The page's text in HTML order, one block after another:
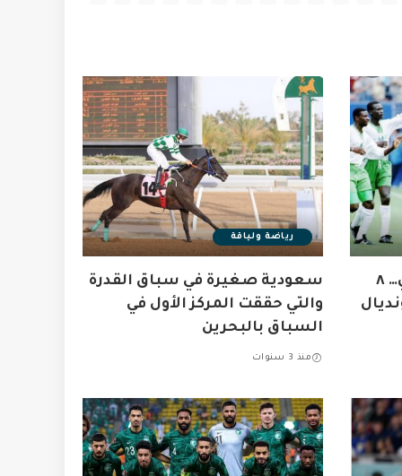
المنتخب الوطني السعودي… ٨
رياضة ولياقة
سعودية صغيرة في سباق القدرة
والتي حققت المركز الأول في
السباق بالبحرين
منذ 3 سنوات